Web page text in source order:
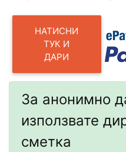
НАТИСНИ
ТУК И
ДАРИ
За анонимно
използвате
сметка